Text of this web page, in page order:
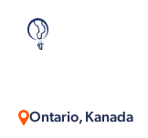
Ontario, Kanada